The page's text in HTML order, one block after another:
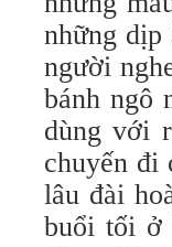
những dịp
người
bánh ngô
dùng với
chuyến đi
lâu đài
buổi tối ở